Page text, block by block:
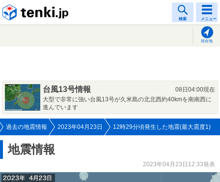
検索 メニュー
現在地
台風13号情報
08日04:00現在
大型で非常に強い台風13号が久米島の北北西約40kmを南南西に
進んでいます
過去の地震情報 2023年04月23日 12時29分頃発生した地震(最大震度1)
地震情報
2023年04月23日12:33発表